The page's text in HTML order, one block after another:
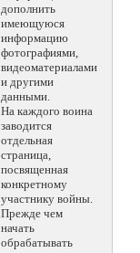
дополнить
имеющуюся
информацию
фотографиями,
видеоматериалами
и другими
данными.
На каждого воина
заводится
отдельная
страница,
посвященная
конкретному
участнику войны.
Прежде чем
начать
обрабатывать